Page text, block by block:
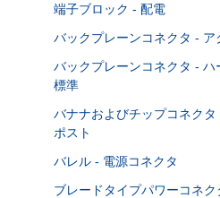
端子ブロック - 配電
バックプレーンコネクタ - ア
バックプレーンコネクタ - ハ
標準
バナナおよびチップコネク
ポスト
バレル - 電源コネクタ
ブレードタイプパワーコネ